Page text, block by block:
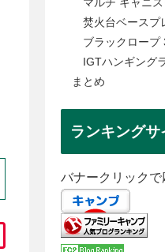
焚火台ベースプ
ブラックロープ
IGTハンギング
まとめ
ランキングサ
バナークリックで